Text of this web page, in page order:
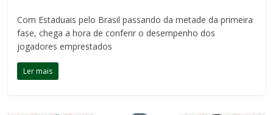
Com Estaduais pelo Brasil passando da metade da primeira
fase, chega a hora de conferir o desempenho dos
jogadores emprestados
Ler mais